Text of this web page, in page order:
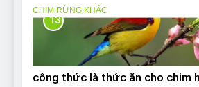
CHIM RỪNG KHÁC
13
công thức là thức ăn cho chim